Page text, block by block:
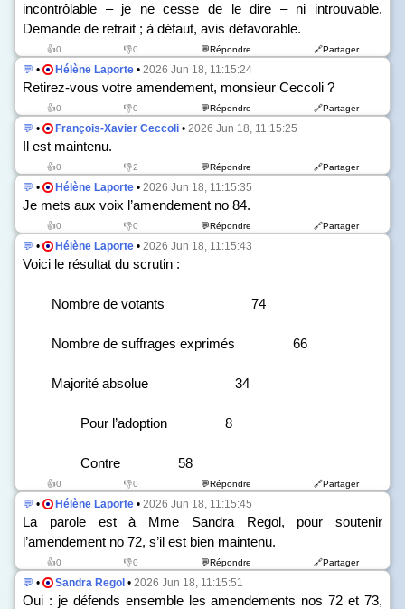
incontrôlable – je ne cesse de le dire – ni introuvable.
Demande de retrait ; à défaut, avis défavorable.
👍0 👎0 💬Répondre 🔗Partager
💬 • Hélène Laporte • 2026 Jun 18, 11:15:24
Retirez-vous votre amendement, monsieur Ceccoli ?
👍0 👎0 💬Répondre 🔗Partager
💬 • François-Xavier Ceccoli • 2026 Jun 18, 11:15:25
Il est maintenu.
👍0 👎2 💬Répondre 🔗Partager
💬 • Hélène Laporte • 2026 Jun 18, 11:15:35
Je mets aux voix l’amendement no 84.
👍0 👎0 💬Répondre 🔗Partager
💬 • Hélène Laporte • 2026 Jun 18, 11:15:43
Voici le résultat du scrutin :
Nombre de votants 74
Nombre de suffrages exprimés 66
Majorité absolue 34
Pour l’adoption 8
Contre 58
👍0 👎0 💬Répondre 🔗Partager
💬 • Hélène Laporte • 2026 Jun 18, 11:15:45
La parole est à Mme Sandra Regol, pour soutenir
l’amendement no 72, s’il est bien maintenu.
👍0 👎0 💬Répondre 🔗Partager
💬 • Sandra Regol • 2026 Jun 18, 11:15:51
Oui : je défends ensemble les amendements nos 72 et 73,